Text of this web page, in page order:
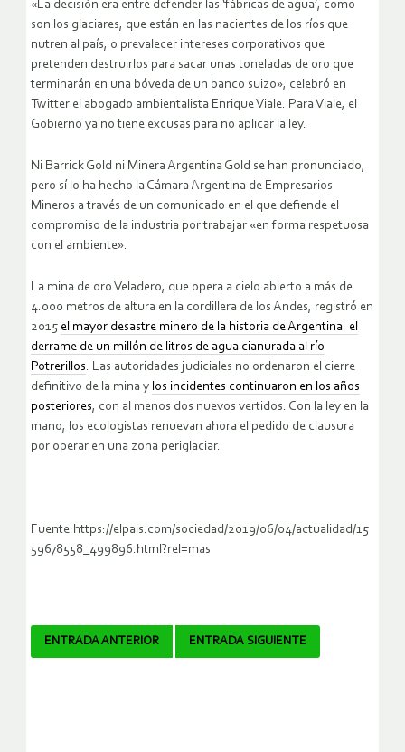
«La decisión era entre defender las ‘fábricas de agua’, como
son los glaciares, que están en las nacientes de los ríos que
nutren al país, o prevalecer intereses corporativos que
pretenden destruirlos para sacar unas toneladas de oro que
terminarán en una bóveda de un banco suizo», celebró en
Twitter el abogado ambientalista Enrique Viale. Para Viale, el
Gobierno ya no tiene excusas para no aplicar la ley.
Ni Barrick Gold ni Minera Argentina Gold se han pronunciado,
pero sí lo ha hecho la Cámara Argentina de Empresarios
Mineros a través de un comunicado en el que defiende el
compromiso de la industria por trabajar «en forma respetuosa
con el ambiente».
La mina de oro Veladero, que opera a cielo abierto a más de
4.000 metros de altura en la cordillera de los Andes, registró en
2015 el mayor desastre minero de la historia de Argentina: el
derrame de un millón de litros de agua cianurada al río
Potrerillos. Las autoridades judiciales no ordenaron el cierre
definitivo de la mina y los incidentes continuaron en los años
posteriores, con al menos dos nuevos vertidos. Con la ley en la
mano, los ecologistas renuevan ahora el pedido de clausura
por operar en una zona periglaciar.
Fuente:https://elpais.com/sociedad/2019/06/04/actualidad/15
59678558_499896.html?rel=mas
Navegador
ENTRADA ANTERIOR ENTRADA SIGUIENTE